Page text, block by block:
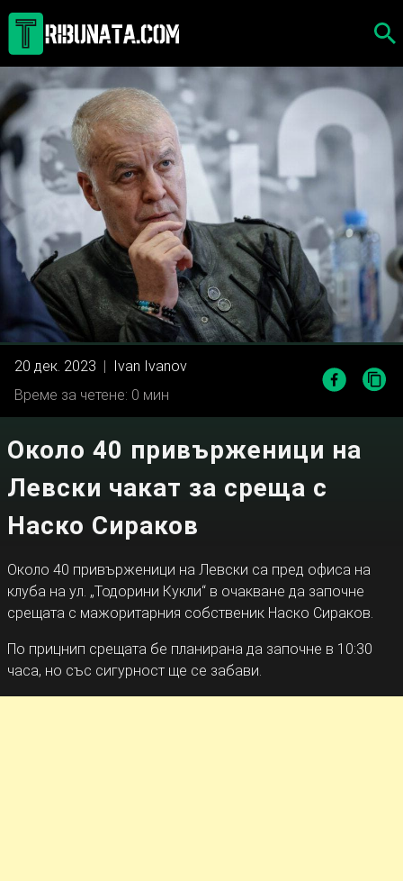
Skip
content
20 дек. 2023 | Ivan Ivanov
Време за четене: 0 мин
Около 40 привърженици на
Левски чакат за среща с
Наско Сираков
Около 40 привърженици на Левски са пред офиса на
клуба на ул. „Тодорини Кукли“ в очакване да започне
срещата с мажоритарния собственик Наско Сираков.
По прицнип срещата бе планирана да започне в 10:30
часа, но със сигурност ще се забави.